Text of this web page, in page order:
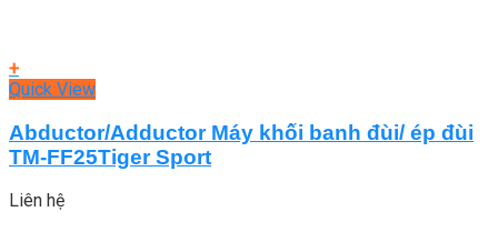
+
Quick View
Abductor/Adductor Máy khối banh đùi/ ép đùi
TM-FF25Tiger Sport
Liên hệ